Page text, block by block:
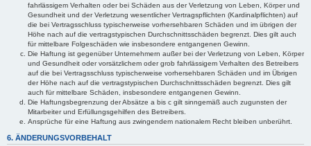
fahrlässigem Verhalten oder bei Schäden aus der Verletzung von Leben, Körper und
Gesundheit und der Verletzung wesentlicher Vertragspflichten (Kardinalpflichten) auf
die bei Vertragsschluss typischerweise vorhersehbaren Schäden und im übrigen der
Höhe nach auf die vertragstypischen Durchschnittsschäden begrenzt. Dies gilt auch
für mittelbare Folgeschäden wie insbesondere entgangenen Gewinn.
Die Haftung ist gegenüber Unternehmern außer bei der Verletzung von Leben, Körper
und Gesundheit oder vorsätzlichem oder grob fahrlässigem Verhalten des Betreibers
auf die bei Vertragsschluss typischerweise vorhersehbaren Schäden und im Übrigen
der Höhe nach auf die vertragstypischen Durchschnittsschäden begrenzt. Dies gilt
auch für mittelbare Schäden, insbesondere entgangenen Gewinn.
Die Haftungsbegrenzung der Absätze a bis c gilt sinngemäß auch zugunsten der
Mitarbeiter und Erfüllungsgehilfen des Betreibers.
Ansprüche für eine Haftung aus zwingendem nationalem Recht bleiben unberührt.
6. ÄNDERUNGSVORBEHALT